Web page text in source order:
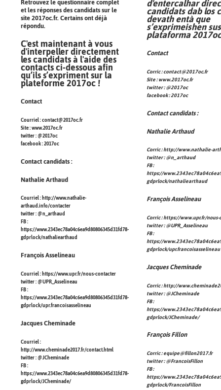
Retrouvez le questionnaire complet
et les réponses des candidats sur le
site 2017oc.fr. Certains ont déjà
répondu.
C'est maintenant à vous
d'interpeller directement
les candidats à l'aide des
contacts ci-dessous afin
qu’ils s’expriment sur la
plateforme 2017oc !
Contact
Courriel :contact@2017oc.fr
Site :www.2017oc.fr
twitter : @2017oc
facebook :2017oc
Contact candidats :
Nathalie Arthaud
Courriel : http://www.nathalie-
arthaud.info/contacter
twitter : @n_arthaud
FB :
https://www.2343ec78a04c6ea9d80806345d31fd78-
gdprlock/nathaliearthaud
François Asselineau
Courriel : https://www.upr.fr/nous-contacter
twitter : @UPR_Asselineau
FB :
https://www.2343ec78a04c6ea9d80806345d31fd78-
gdprlock/upr.francoisasselineau
Jacques Cheminade
Courriel :
http://www.cheminade2017.fr/contact.html
twitter : @JCheminade
FB :
https://www.2343ec78a04c6ea9d80806345d31fd78-
gdprlock/JCheminade/
d'entercalhar
candidats dab los
devath entà que
s’exprimeishen
plataforma
Contact
Corric :contact@2017oc.fr
Site :www.2017oc.fr
twitter :@2017oc
facebook :2017oc
Contact candidats :
Nathalie Arthaud
Corric :http://www.nathalie-
twitter :@n_arthaud
FB :
https://
gdprlock/nathaliearthaud
François Asselineau
Corric :https://www.upr.fr/
twitter :@UPR_Asselineau
FB :
https://
gdprlock/upr.francoisasselineau
Jacques Cheminade
Corric :http://
twitter :@JCheminade
FB :
https://
gdprlock/JCheminade/
François Fillon
Corric :equipe@fillon2017.fr
twitter :@FrancoisFillon
FB :
https://
gdprlock/FrancoisFillon